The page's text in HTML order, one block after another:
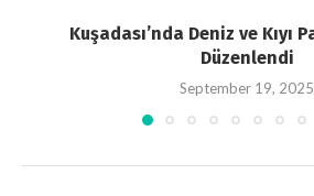
Kuşadası’nda Deniz ve Kıyı
Düzenlendi
September 19, 2025